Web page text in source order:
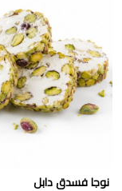
نوجا فسدق دابل